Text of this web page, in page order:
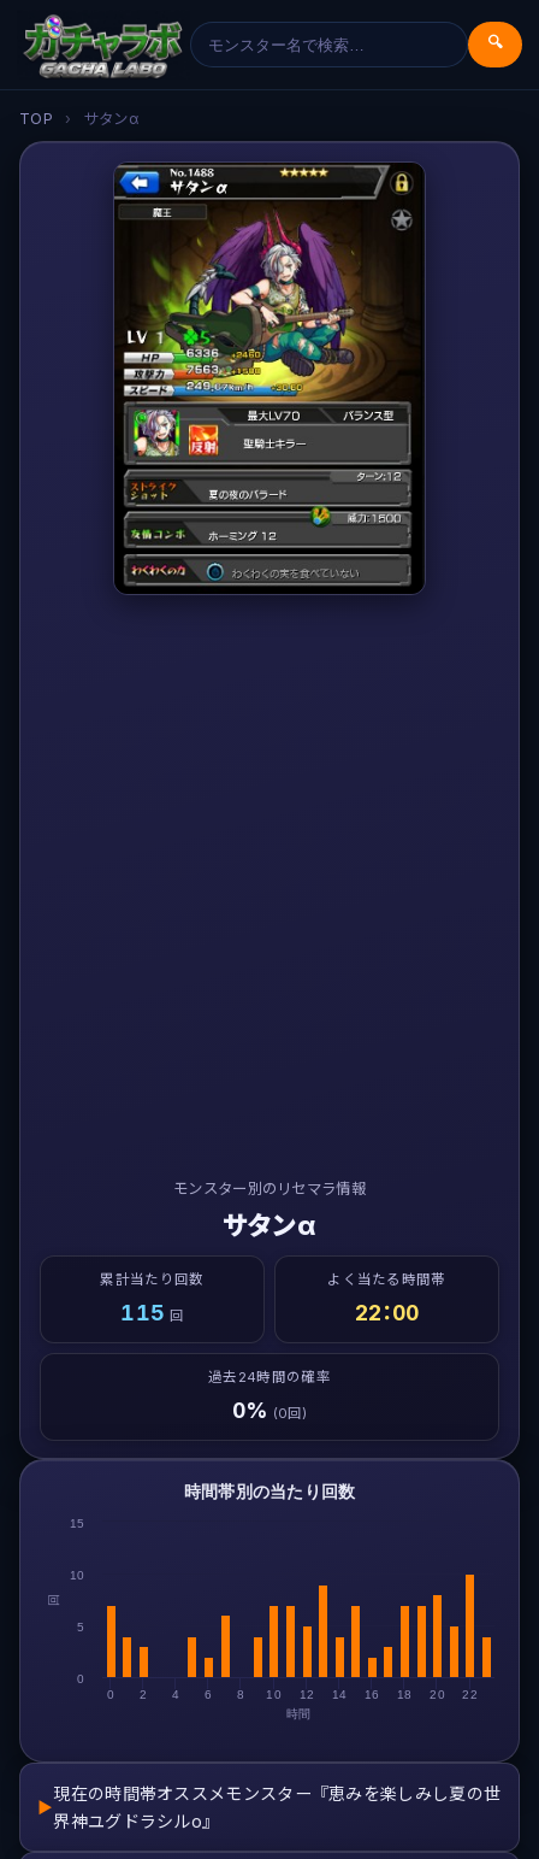
🔍
TOP › サタンα
モンスター別のリセマラ情報
サタンα
累計当たり回数
115 回
よく当たる時間帯
22：00
過去24時間の確率
0% (0回)
時間
回
時間帯別の当たり回数
0 2 4 6 8 10 12 14 16 18 20 22
0
5
10
15
▶
現在の時間帯オススメモンスター『恵みを楽しみし夏の世
界神ユグドラシルo』